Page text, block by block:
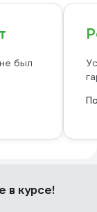
был
в курсе!